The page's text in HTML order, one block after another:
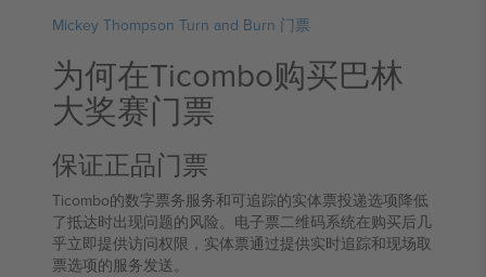
Mickey Thompson Turn and Burn 门票
为何在Ticombo购买巴林
大奖赛门票
保证正品门票
Ticombo的数字票务服务和可追踪的实体票投递选项降低
了抵达时出现问题的风险。电子票二维码系统在购买后几
乎立即提供访问权限，实体票通过提供实时追踪和现场取
票选项的服务发送。